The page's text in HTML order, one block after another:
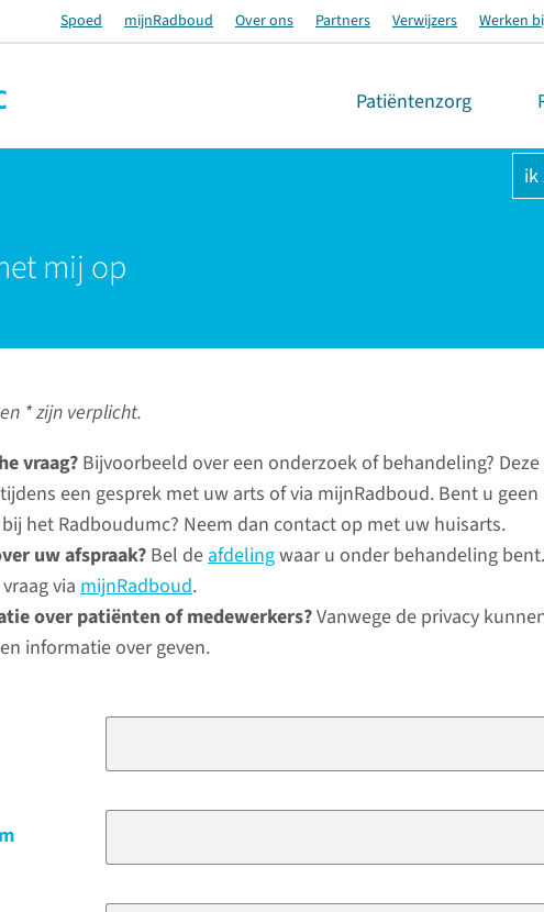
Spoed mijnRadboud Over ons Partners Verwijzers Werken
Patiëntenzorg
ik
mij op
* zijn verplicht.
vraag?Bijvoorbeeld over een onderzoek of behandeling?
een gesprek met uw arts of via mijnRadboud. Bent u geen
het Radboudumc? Neem dan contact op met uw huisarts.
uw afspraak?Bel deafdelingwaar u onder behandeling
via mijnRadboud.
over patiënten of medewerkers?Vanwege de privacy
informatie over geven.